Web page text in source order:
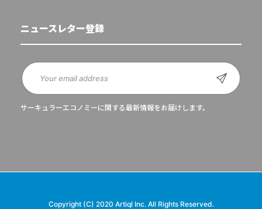
ニュースレター登録
サーキュラーエコノミーに関する最新情報をお届けします。
Copyright (C) 2020 Artiql Inc. All Rights Reserved.